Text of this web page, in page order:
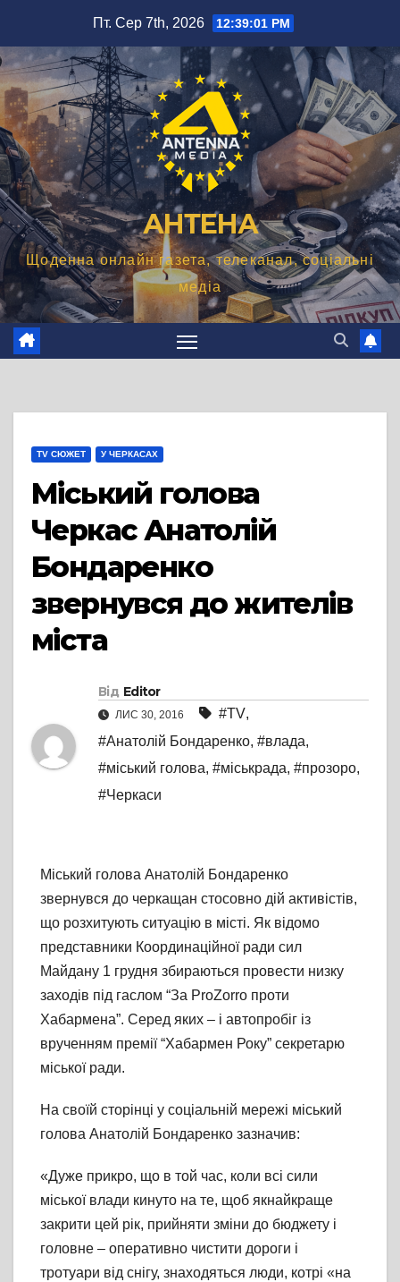
вмісту
Пт. Сер 7th, 2026 12:39:01 PM
АНТЕНА
Щоденна онлайн газета, телеканал, соціальні
медіа
TV СЮЖЕТ У ЧЕРКАСАХ
Міський голова
Черкас Анатолій
Бондаренко
звернувся до жителів
міста
Від Editor
ЛИС 30, 2016 #TV,
#Анатолій Бондаренко, #влада,
#міський голова, #міськрада, #прозоро,
#Черкаси
Міський голова Анатолій Бондаренко
звернувся до черкащан стосовно дій активістів,
що розхитують ситуацію в місті. Як відомо
представники Координаційної ради сил
Майдану 1 грудня збираються провести низку
заходів під гаслом “За ProZorro проти
Хабармена”. Серед яких – і автопробіг із
врученням премії “Хабармен Року” секретарю
міської ради.
На своїй сторінці у соціальній мережі міський
голова Анатолій Бондаренко зазначив:
«Дуже прикро, що в той час, коли всі сили
міської влади кинуто на те, щоб якнайкраще
закрити цей рік, прийняти зміни до бюджету і
головне – оперативно чистити дороги і
тротуари від снігу, знаходяться люди, котрі «на